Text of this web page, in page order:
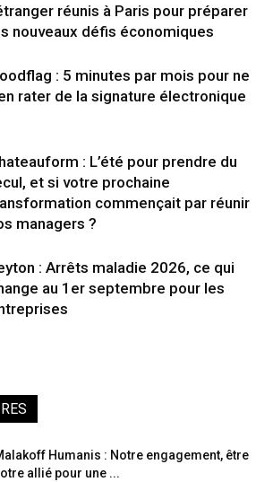
réunis à Paris pour préparer
nouveaux défis économiques
: 5 minutes par mois pour ne
rater de la signature électronique
: L’été pour prendre du
et si votre prochaine
commençait par réunir
managers ?
: Arrêts maladie 2026, ce qui
au 1er septembre pour les
Humanis : Notre engagement, être
allié pour une ...